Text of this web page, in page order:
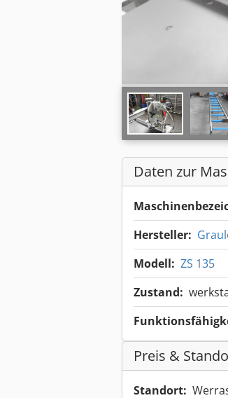
Daten zur
Hersteller:
Modell: ZS 135
Zustand:
Preis &
Standort: